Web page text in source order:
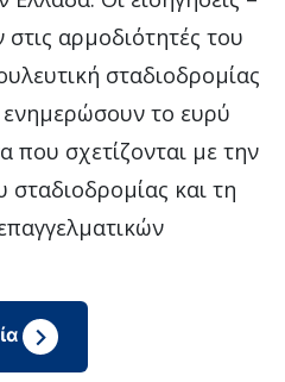
αρμοδιότητές του
σταδιοδρομίας
το ευρύ
που σχετίζονται με την
σταδιοδρομίας και τη